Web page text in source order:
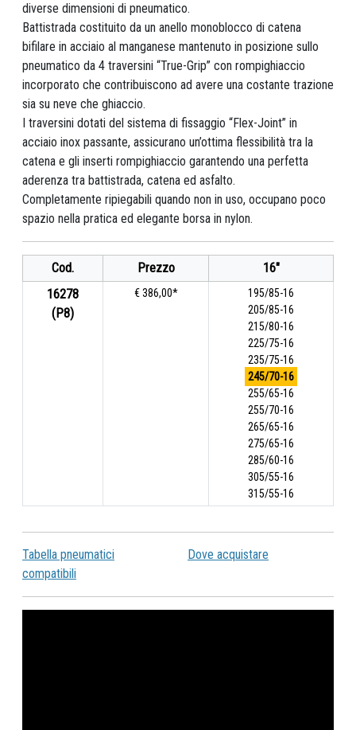
diverse dimensioni di pneumatico.
Battistrada costituito da un anello monoblocco di catena
bifilare in acciaio al manganese mantenuto in posizione sullo
pneumatico da 4 traversini “True-Grip” con rompighiaccio
incorporato che contribuiscono ad avere una costante trazione
sia su neve che ghiaccio.
I traversini dotati del sistema di fissaggio “Flex-Joint” in
acciaio inox passante, assicurano un’ottima flessibilità tra la
catena e gli inserti rompighiaccio garantendo una perfetta
aderenza tra battistrada, catena ed asfalto.
Completamente ripiegabili quando non in uso, occupano poco
spazio nella pratica ed elegante borsa in nylon.
Cod. Prezzo
16"
16278
(P8)
€ 386,00*
195/85-16
205/85-16
215/80-16
225/75-16
235/75-16
245/70-16
255/65-16
255/70-16
265/65-16
275/65-16
285/60-16
305/55-16
315/55-16
Tabella pneumatici
compatibili
Dove acquistare